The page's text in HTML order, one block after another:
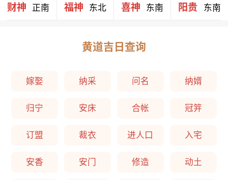
财神 正南 福神 东北 喜神 东南 阳贵 东南
黄道吉日查询
嫁娶 纳采 问名 纳婿
归宁 安床 合帐 冠笄
订盟 裁衣 进人口 入宅
安香 安门 修造 动土